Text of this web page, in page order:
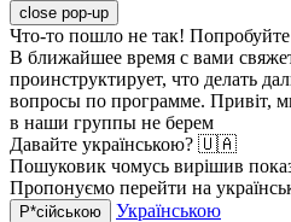
close pop-up
Что-то пошло не так!
В ближайшее время с вами
проинструктирует, что делать
вопросы по программе. Привіт,
в наши группы не берем
Давайте українською? 🇺🇦
Пошуковик чомусь вирішив
Пропонуємо перейти на
Р*сійською Українською